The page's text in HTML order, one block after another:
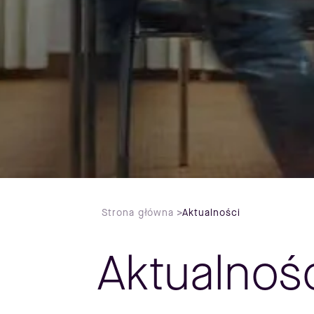
Strona główna >Aktualności